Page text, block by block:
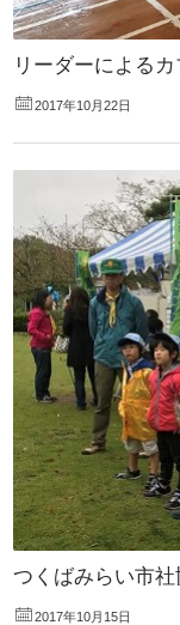
リーダーによる
2017年10月22日
つくばみらい市社
2017年10月15日